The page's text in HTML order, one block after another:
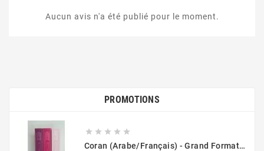
Aucun avis n'a été publié pour le moment.
PROMOTIONS
    
Coran (Arabe/Français) - Grand Format 17x25 - Couverture Daim - Pages Dorées